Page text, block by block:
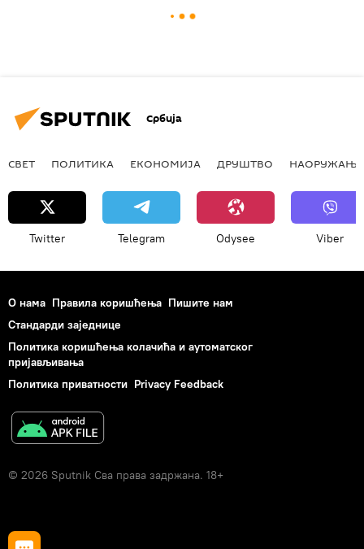
Србија
СВЕТ ПОЛИТИКА ЕКОНОМИЈА ДРУШТВО НАОРУЖАЊЕ
Twitter Telegram Odysee Viber
О нама Правила коришћења Пишите нам
Стандарди заједнице
Политика коришћења колачића и аутоматског
пријављивања
Политика приватности Privacy Feedback
© 2026 Sputnik Сва права задржана. 18+